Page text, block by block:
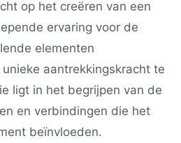
op het creëren van een
ervaring voor de
elementen
aantrekkingskracht te
ligt in het begrijpen van de
en verbindingen die het
beïnvloeden.